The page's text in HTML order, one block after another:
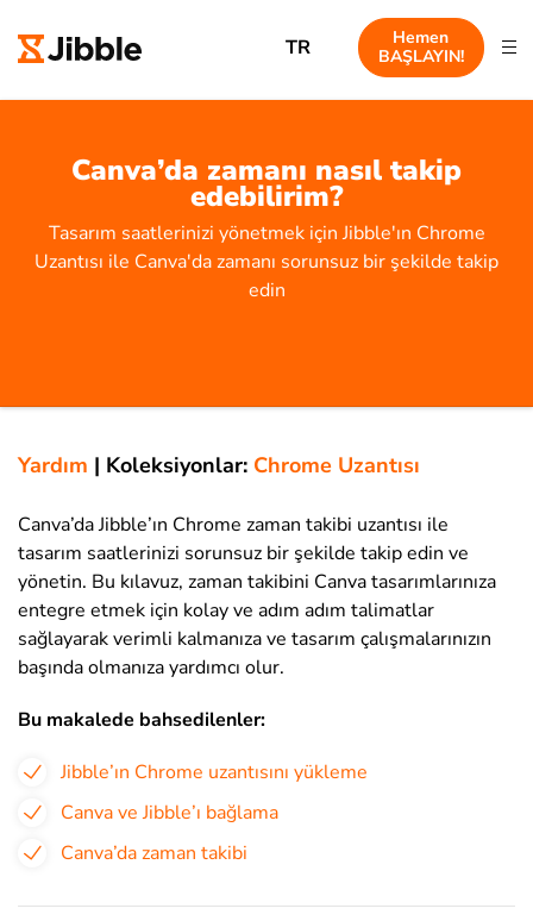
TR
Hemen
BAŞLAYIN!
Canva’da zamanı nasıl takip
edebilirim?
Tasarım saatlerinizi yönetmek için Jibble'ın Chrome
Uzantısı ile Canva'da zamanı sorunsuz bir şekilde takip
edin
Yardım | Koleksiyonlar: Chrome Uzantısı
Canva’da Jibble’ın Chrome zaman takibi uzantısı ile
tasarım saatlerinizi sorunsuz bir şekilde takip edin ve
yönetin. Bu kılavuz, zaman takibini Canva tasarımlarınıza
entegre etmek için kolay ve adım adım talimatlar
sağlayarak verimli kalmanıza ve tasarım çalışmalarınızın
başında olmanıza yardımcı olur.
Bu makalede bahsedilenler:
Jibble’ın Chrome uzantısını yükleme
Canva ve Jibble’ı bağlama
Canva’da zaman takibi